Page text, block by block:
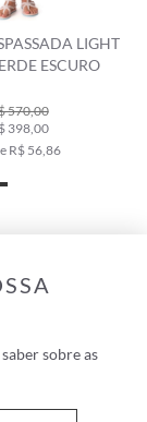
LIGHT
ESCURO
570,00
398,00
R$ 56,86
sobre as